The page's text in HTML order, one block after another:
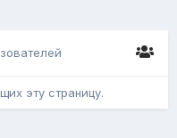
эту страницу.